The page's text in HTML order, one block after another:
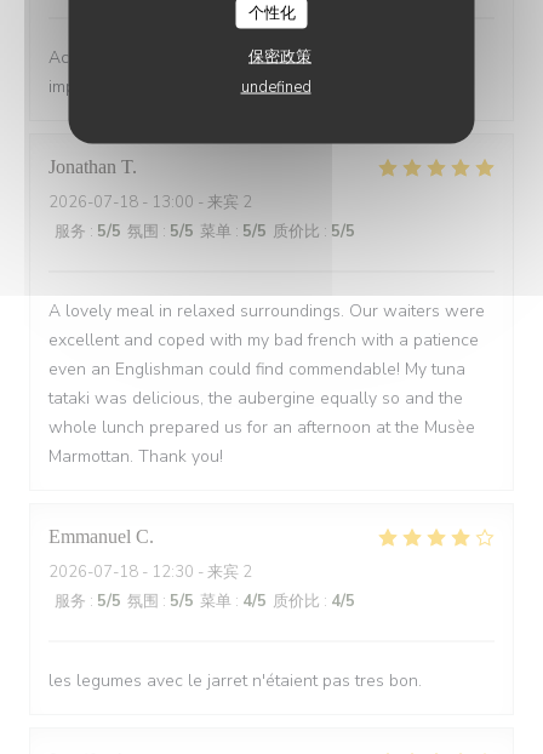
个性化
保密政策
undefined
Accueil très sympa, service rapide et efficace, repas
impeccable, merci à vous!
Jonathan T
2026-07-18 - 13:00 - 来宾 2
服务 : 5/5 氛围 : 5/5 菜单 : 5/5 质价比 : 5/5
A lovely meal in relaxed surroundings. Our waiters were
excellent and coped with my bad french with a patience
even an Englishman could find commendable! My tuna
tataki was delicious, the aubergine equally so and the
whole lunch prepared us for an afternoon at the Musèe
Marmottan. Thank you!
Emmanuel C
2026-07-18 - 12:30 - 来宾 2
服务 : 5/5 氛围 : 5/5 菜单 : 4/5 质价比 : 4/5
les legumes avec le jarret n'étaient pas tres bon.